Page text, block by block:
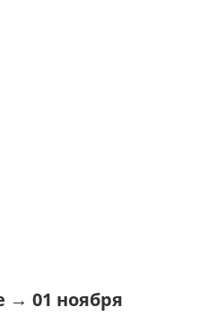
→ 01 ноября